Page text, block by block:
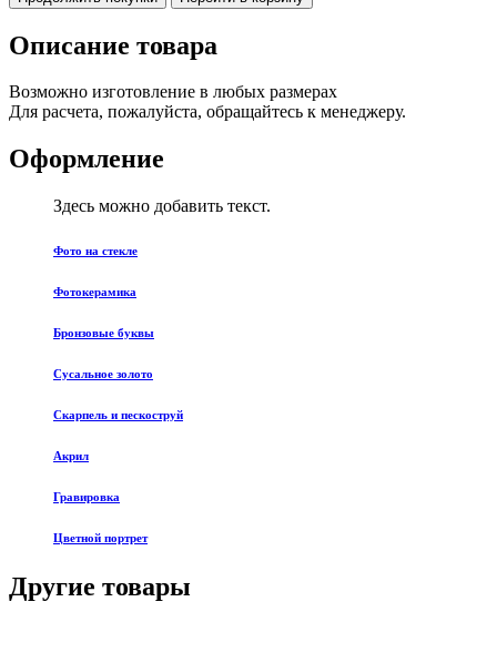
Описание товара
Возможно изготовление в любых размерах
Для расчета, пожалуйста, обращайтесь к менеджеру.
Оформление
Здесь можно добавить текст.
Фото на стекле
Фотокерамика
Бронзовые буквы
Сусальное золото
Скарпель и пескоструй
Акрил
Гравировка
Цветной портрет
Другие товары